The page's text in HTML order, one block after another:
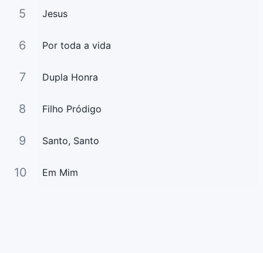
5 Jesus
6 Por toda a vida
7 Dupla Honra
8 Filho Pródigo
9 Santo, Santo
10 Em Mim